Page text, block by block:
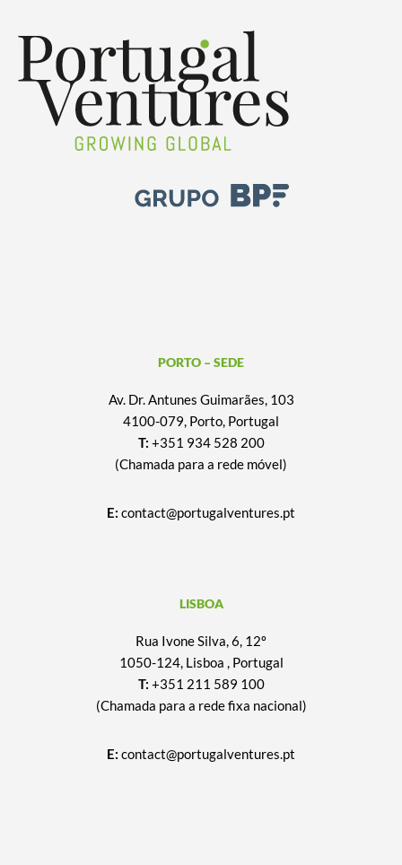
PORTO – SEDE
Av. Dr. Antunes Guimarães, 103
4100-079, Porto, Portugal
T: +351 934 528 200
(Chamada para a rede móvel)
E: contact@portugalventures.pt
LISBOA
Rua Ivone Silva, 6, 12º
1050-124, Lisboa , Portugal
T: +351 211 589 100
(Chamada para a rede fixa nacional)
E: contact@portugalventures.pt